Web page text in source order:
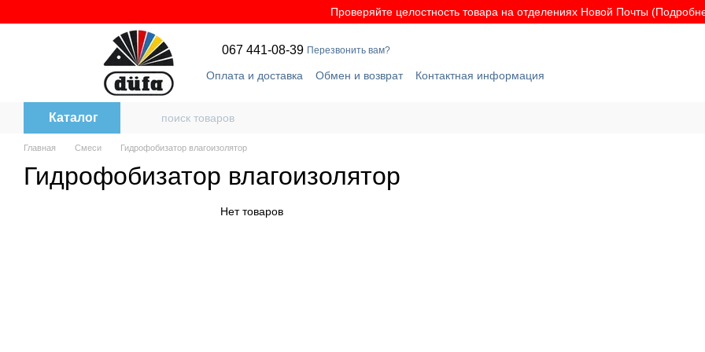
Проверяйте целостность товара на отделениях Новой Почты
067 441-08-39 Перезвонить вам?
Оплата и доставка Обмен и возврат
Контактная информация
Каталог
Главная Смеси Гидрофобизатор влагоизолятор
Гидрофобизатор влагоизолятор
Нет товаров